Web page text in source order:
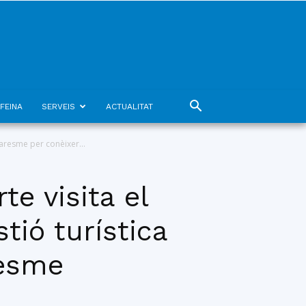
SERVEIS ACTUALITAT
per conèixer...
visita el
turística